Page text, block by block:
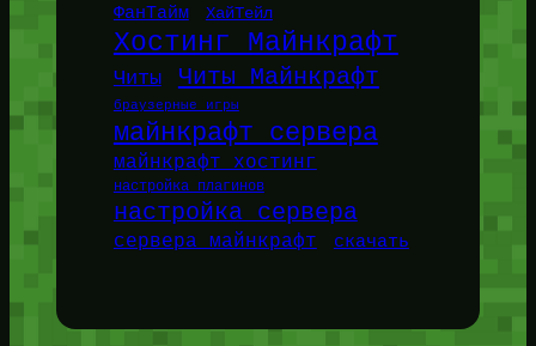
ФанТайм ХайТейл
Хостинг Майнкрафт
Читы Читы Майнкрафт
браузерные игры
майнкрафт сервера
майнкрафт хостинг
настройка плагинов
настройка сервера
сервера майнкрафт скачать